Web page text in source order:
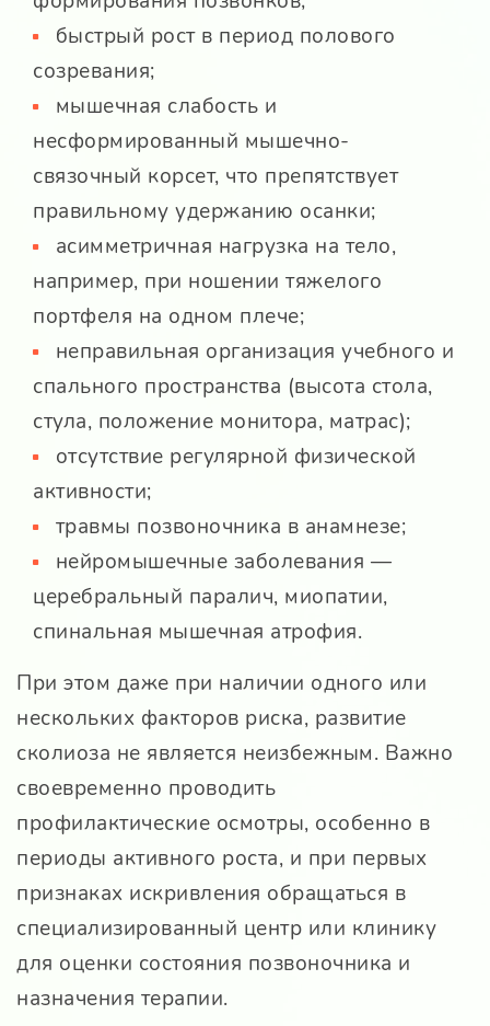
быстрый рост в период полового
созревания;
мышечная слабость и
несформированный мышечно-
связочный корсет, что препятствует
правильному удержанию осанки;
асимметричная нагрузка на тело,
например, при ношении тяжелого
портфеля на одном плече;
неправильная организация учебного и
спального пространства (высота стола,
стула, положение монитора, матрас);
отсутствие регулярной физической
активности;
травмы позвоночника в анамнезе;
нейромышечные заболевания —
церебральный паралич, миопатии,
спинальная мышечная атрофия.
При этом даже при наличии одного или
нескольких факторов риска, развитие
сколиоза не является неизбежным. Важно
своевременно проводить
профилактические осмотры, особенно в
периоды активного роста, и при первых
признаках искривления обращаться в
специализированный центр или клинику
для оценки состояния позвоночника и
назначения терапии.